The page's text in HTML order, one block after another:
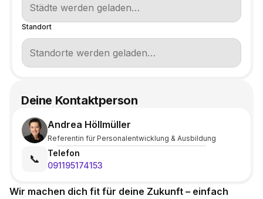
Wir machen dich fit für deine Zukunft – einfach
Standort
Deine Kontaktperson
Andrea Höllmüller
Referentin für Personalentwicklung & Ausbildung
📞
Telefon
091195174153